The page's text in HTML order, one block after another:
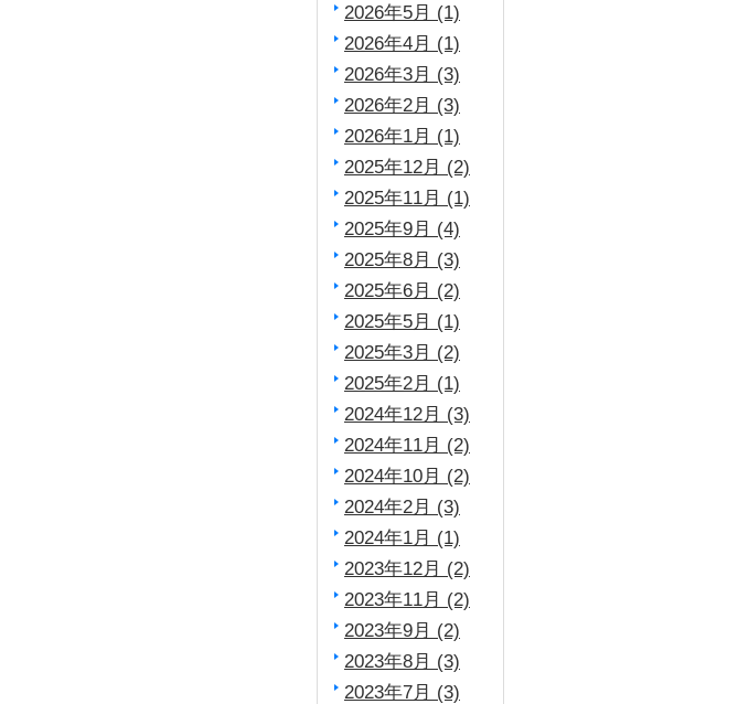
2026年5月 (1)
2026年4月 (1)
2026年3月 (3)
2026年2月 (3)
2026年1月 (1)
2025年12月 (2)
2025年11月 (1)
2025年9月 (4)
2025年8月 (3)
2025年6月 (2)
2025年5月 (1)
2025年3月 (2)
2025年2月 (1)
2024年12月 (3)
2024年11月 (2)
2024年10月 (2)
2024年2月 (3)
2024年1月 (1)
2023年12月 (2)
2023年11月 (2)
2023年9月 (2)
2023年8月 (3)
2023年7月 (3)